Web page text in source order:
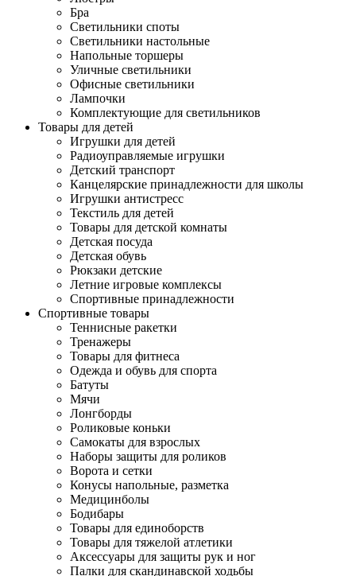
Бра
Светильники споты
Светильники настольные
Напольные торшеры
Уличные светильники
Офисные светильники
Лампочки
Комплектующие для светильников
Товары для детей
Игрушки для детей
Радиоуправляемые игрушки
Детский транспорт
Канцелярские принадлежности для школы
Игрушки антистресс
Текстиль для детей
Товары для детской комнаты
Детская посуда
Детская обувь
Рюкзаки детские
Летние игровые комплексы
Спортивные принадлежности
Спортивные товары
Теннисные ракетки
Тренажеры
Товары для фитнеса
Одежда и обувь для спорта
Батуты
Мячи
Лонгборды
Роликовые коньки
Самокаты для взрослых
Наборы защиты для роликов
Ворота и сетки
Конусы напольные, разметка
Медицинболы
Бодибары
Товары для единоборств
Товары для тяжелой атлетики
Аксессуары для защиты рук и ног
Палки для скандинавской ходьбы